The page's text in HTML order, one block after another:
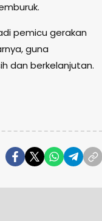
pemicu gerakan
guna
dan berkelanjutan.